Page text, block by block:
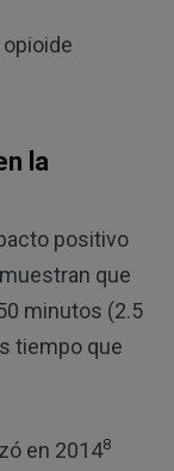
la
positivo
que
minutos (2.5
tiempo que
en 20148